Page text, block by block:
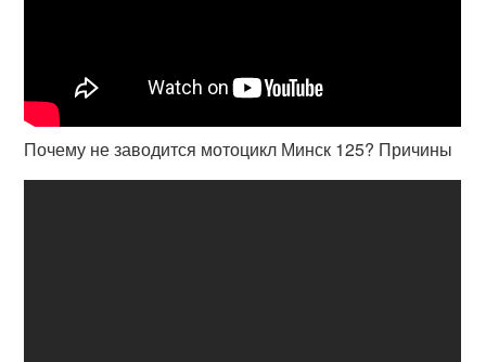
Почему не заводится мотоцикл Минск 125? Причины